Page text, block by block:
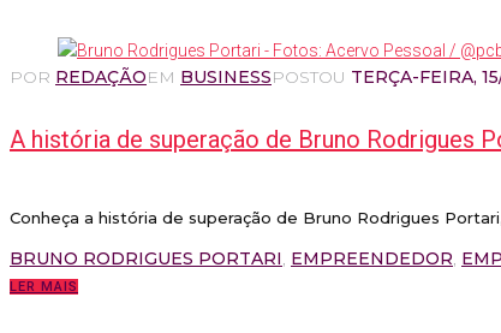
POR REDAÇÃOEM BUSINESSPOSTOU TERÇA-FEIRA,
A história de superação de Bruno Rodrigues
Conheça a história de superação de Bruno Rodrigues
BRUNO RODRIGUES PORTARI, EMPREENDEDOR,
LER MAIS